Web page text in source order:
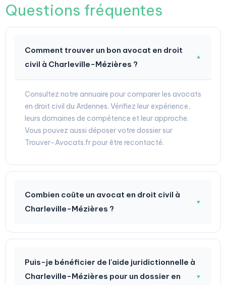
Questions fréquentes
Comment trouver un bon avocat en droit
civil à Charleville-Mézières ?
▼
Consultez notre annuaire pour comparer les avocats
en droit civil du Ardennes. Vérifiez leur expérience,
leurs domaines de compétence et leur approche.
Vous pouvez aussi déposer votre dossier sur
Trouver-Avocats.fr pour être recontacté.
Combien coûte un avocat en droit civil à
Charleville-Mézières ?
▼
Puis-je bénéficier de l'aide juridictionnelle à
Charleville-Mézières pour un dossier en
▼